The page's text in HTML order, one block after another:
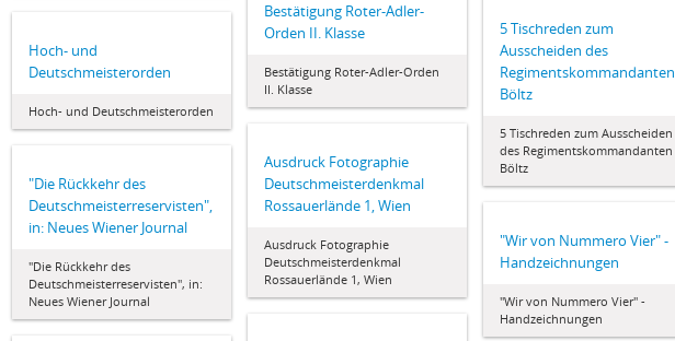
Bestätigung Roter-Adler-
Orden II. Klasse
Bestätigung Roter-Adler-Orden
II. Klasse
5 Tischreden zum
Ausscheiden des
Regimentskommandanten
Böltz
5 Tischreden zum Ausscheiden
des Regimentskommandanten
Böltz
Hoch- und
Deutschmeisterorden
Hoch- und Deutschmeisterorden
Ausdruck Fotographie
Deutschmeisterdenkmal
Rossauerlände 1, Wien
Ausdruck Fotographie
Deutschmeisterdenkmal
Rossauerlände 1, Wien
"Die Rückkehr des
Deutschmeisterreservisten",
in: Neues Wiener Journal
"Die Rückkehr des
Deutschmeisterreservisten", in:
Neues Wiener Journal
"Wir von Nummero Vier" -
Handzeichnungen
"Wir von Nummero Vier" -
Handzeichnungen